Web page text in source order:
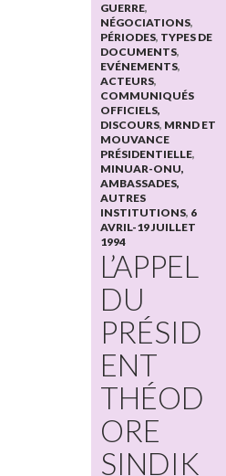
GUERRE,
NÉGOCIATIONS,
PÉRIODES, TYPES DE
DOCUMENTS,
EVÉNEMENTS,
ACTEURS,
COMMUNIQUÉS
OFFICIELS,
DISCOURS, MRND ET
MOUVANCE
PRÉSIDENTIELLE,
MINUAR-ONU,
AMBASSADES,
AUTRES
INSTITUTIONS, 6
AVRIL-19 JUILLET
1994
L’APPEL
DU
PRÉSID
ENT
THÉOD
ORE
SINDIK